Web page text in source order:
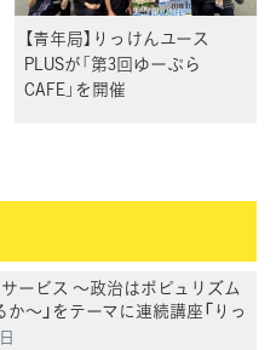
【青年局】りっけんユース
PLUSが「第3回ゆーぷら
CAFE」を開催
サービス ～政治はポピュリズム
～」をテーマに連続講座「りっ
を開催 井手英策・慶應義塾大